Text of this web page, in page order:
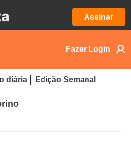
Assinar
Fazer Login
diária Edição Semanal